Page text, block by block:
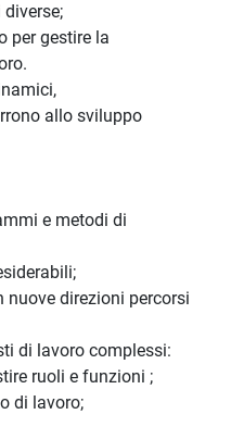
per gestire la
allo sviluppo
e metodi di
direzioni percorsi
di lavoro complessi:
ruoli e funzioni ;
di lavoro;